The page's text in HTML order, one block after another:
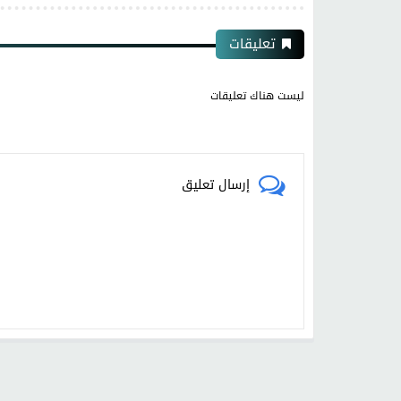
تعليقات
ليست هناك تعليقات
إرسال تعليق